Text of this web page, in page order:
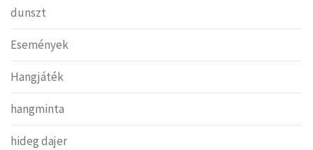
dunszt
Események
Hangjáték
hangminta
hideg dajer